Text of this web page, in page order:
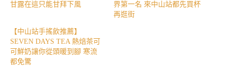
甘露在這只能甘拜下風
界第一名 來中山站都先買杯
再逛街
【中山站手搖飲推薦】
SEVEN DAYS TEA 熱焙茶可
可鮮奶讓你從頭暖到腳 寒流
都免驚